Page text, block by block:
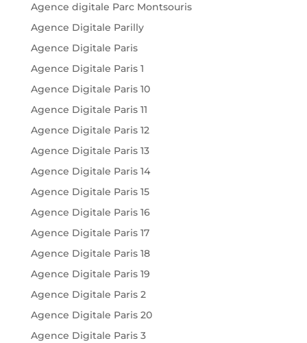
Agence digitale Parc Montsouris
Agence Digitale Parilly
Agence Digitale Paris
Agence Digitale Paris 1
Agence Digitale Paris 10
Agence Digitale Paris 11
Agence Digitale Paris 12
Agence Digitale Paris 13
Agence Digitale Paris 14
Agence Digitale Paris 15
Agence Digitale Paris 16
Agence Digitale Paris 17
Agence Digitale Paris 18
Agence Digitale Paris 19
Agence Digitale Paris 2
Agence Digitale Paris 20
Agence Digitale Paris 3